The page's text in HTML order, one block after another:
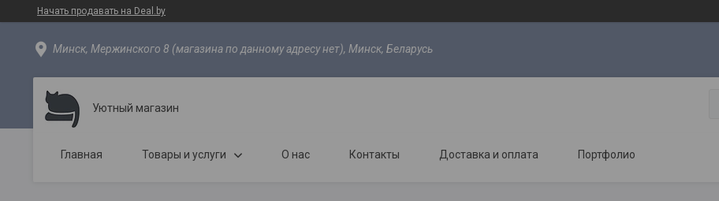
Начать продавать на Deal.by
Минск, Мержинского 8 (магазина по данному адресу нет), Минск, Беларусь
Уютный магазин
Главная Товары и услуги О нас Контакты Доставка и оплата Портфолио